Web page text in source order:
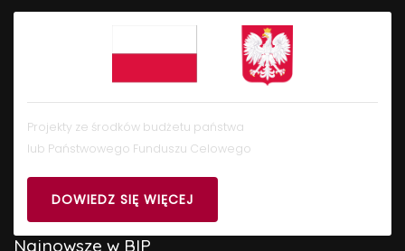
Projekty ze środków budżetu państwa
lub Państwowego Funduszu Celowego
DOWIEDZ SIĘ WIĘCEJ
Najnowsze w BIP